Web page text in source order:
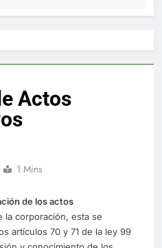
Actos
1 Mins
ción de los actos
la corporación, esta se
artículos 70 y 71 de la ley 99